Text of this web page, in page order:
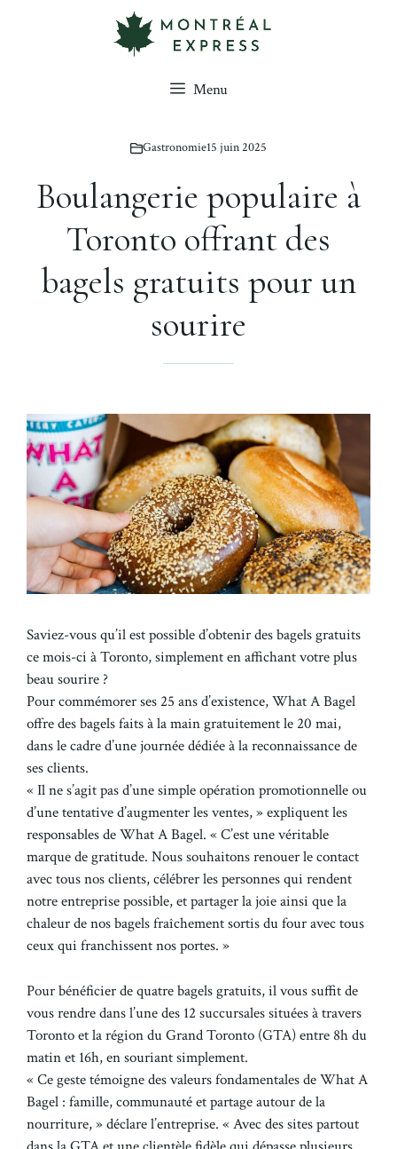
Menu
Gastronomie15 juin 2025
Boulangerie populaire à
Toronto offrant des
bagels gratuits pour un
sourire
Saviez-vous qu’il est possible d’obtenir des bagels gratuits
ce mois-ci à Toronto, simplement en affichant votre plus
beau sourire ?
Pour commémorer ses 25 ans d’existence, What A Bagel
offre des bagels faits à la main gratuitement le 20 mai,
dans le cadre d’une journée dédiée à la reconnaissance de
ses clients.
« Il ne s’agit pas d’une simple opération promotionnelle ou
d’une tentative d’augmenter les ventes, » expliquent les
responsables de What A Bagel. « C’est une véritable
marque de gratitude. Nous souhaitons renouer le contact
avec tous nos clients, célébrer les personnes qui rendent
notre entreprise possible, et partager la joie ainsi que la
chaleur de nos bagels fraîchement sortis du four avec tous
ceux qui franchissent nos portes. »
Pour bénéficier de quatre bagels gratuits, il vous suffit de
vous rendre dans l’une des 12 succursales situées à travers
Toronto et la région du Grand Toronto (GTA) entre 8h du
matin et 16h, en souriant simplement.
« Ce geste témoigne des valeurs fondamentales de What A
Bagel : famille, communauté et partage autour de la
nourriture, » déclare l’entreprise. « Avec des sites partout